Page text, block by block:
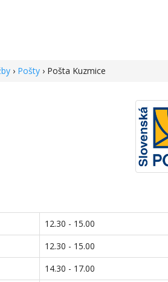
› Pošty › Pošta Kuzmice
12.30 - 15.00
12.30 - 15.00
14.30 - 17.00